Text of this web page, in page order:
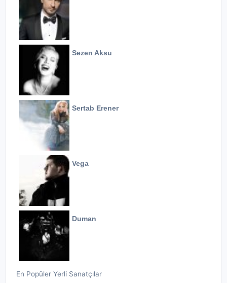
Sezen Aksu
Sertab Erener
Vega
Duman
En Popüler Yerli Sanatçılar